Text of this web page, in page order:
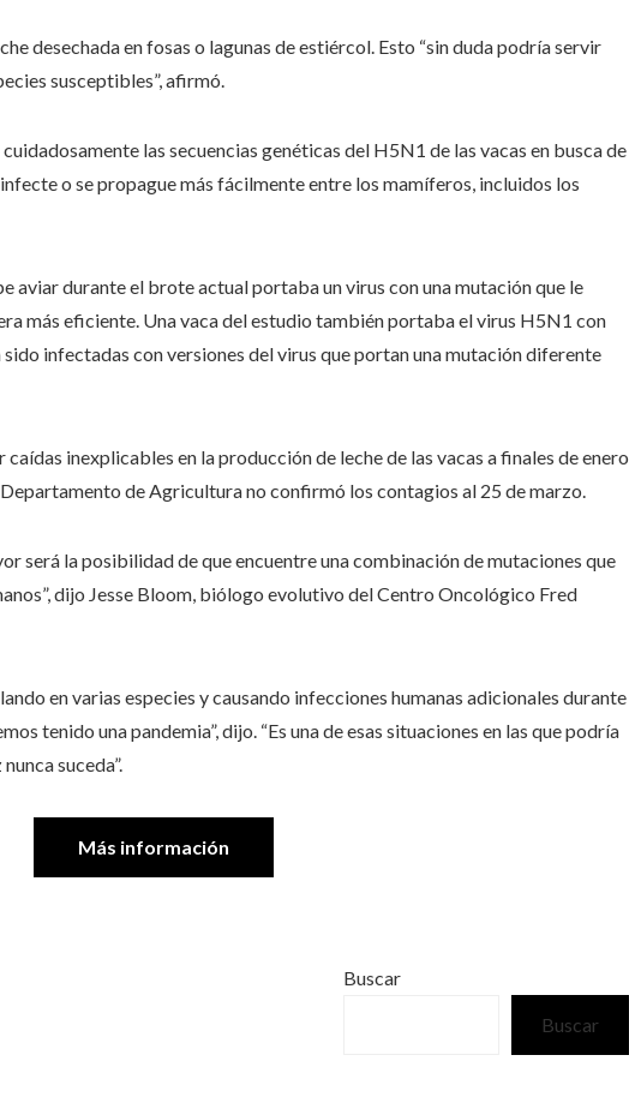
desechada en fosas o lagunas de estiércol. Esto “sin duda podría servir
susceptibles”, afirmó.
las secuencias genéticas del H5N1 de las vacas en busca de
o se propague más fácilmente entre los mamíferos, incluidos los
aviar durante el brote actual portaba un virus con una mutación que le
más eficiente. Una vaca del estudio también portaba el virus H5N1 con
infectadas con versiones del virus que portan una mutación diferente
inexplicables en la producción de leche de las vacas a finales de enero
de Agricultura no confirmó los contagios al 25 de marzo.
será la posibilidad de que encuentre una combinación de mutaciones que
dijo Jesse Bloom, biólogo evolutivo del Centro Oncológico Fred
en varias especies y causando infecciones humanas adicionales durante
tenido una pandemia”, dijo. “Es una de esas situaciones en las que podría
suceda”.
Más información
Buscar
Buscar